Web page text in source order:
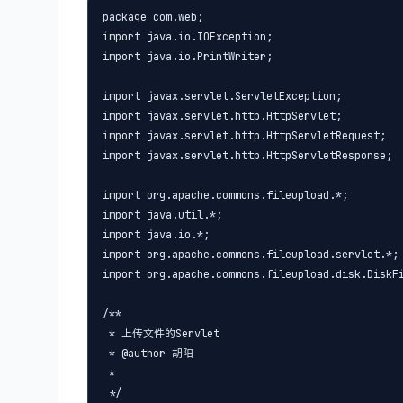
package com.web;
import java.io.IOException;
import java.io.PrintWriter;
import javax.servlet.ServletException;
import javax.servlet.http.HttpServlet;
import javax.servlet.http.HttpServletRequest;
import javax.servlet.http.HttpServletResponse;
import org.apache.commons.fileupload.*;
import java.util.*;
import java.io.*;
import org.apache.commons.fileupload.servlet.*;
import
/**
* 上传文件的Servlet
* @author 胡阳
*
*/